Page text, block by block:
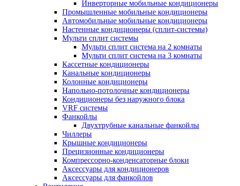
Инверторные мобильные кондиционеры
Промышленные мобильные кондиционеры
Автомобильные мобильные кондиционеры
Настенные кондиционеры (сплит-системы)
Мульти сплит системы
Мульти сплит система на 2 комнаты
Мульти сплит система на 3 комнаты
Кассетные кондиционеры
Канальные кондиционеры
Колонные кондиционеры
Напольно-потолочные кондиционеры
Кондиционеры без наружного блока
VRF системы
Фанкойлы
Двухтрубные канальные фанкойлы
Чиллеры
Крышные кондиционеры
Прецизионные кондиционеры
Компрессорно-конденсаторные блоки
Аксессуары для кондиционеров
Аксессуары для фанкойлов